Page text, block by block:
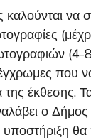
καλούνται να
(4-
που
έκθεσης.
ο
υποστήριξη θα